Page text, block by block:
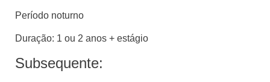
Período noturno
Duração: 1 ou 2 anos + estágio
Subsequente: